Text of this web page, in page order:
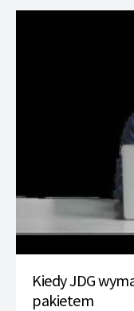
Kiedy JDG
pakietem